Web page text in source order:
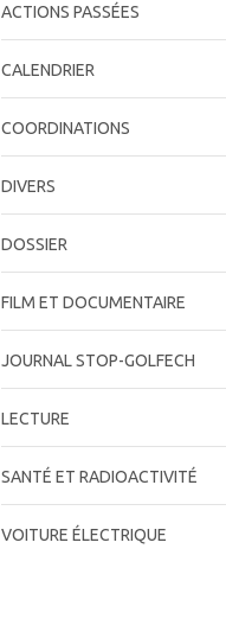
ACTIONS PASSÉES
CALENDRIER
COORDINATIONS
DIVERS
DOSSIER
FILM ET DOCUMENTAIRE
JOURNAL STOP-GOLFECH
LECTURE
SANTÉ ET RADIOACTIVITÉ
VOITURE ÉLECTRIQUE